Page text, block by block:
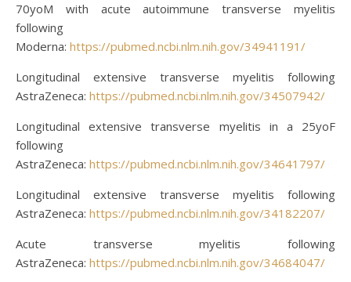
70yoM with acute autoimmune transverse myelitis
following
Moderna: https://pubmed.ncbi.nlm.nih.gov/34941191/
Longitudinal extensive transverse myelitis following
AstraZeneca: https://pubmed.ncbi.nlm.nih.gov/34507942/
Longitudinal extensive transverse myelitis in a 25yoF
following
AstraZeneca: https://pubmed.ncbi.nlm.nih.gov/34641797/
Longitudinal extensive transverse myelitis following
AstraZeneca: https://pubmed.ncbi.nlm.nih.gov/34182207/
Acute transverse myelitis following
AstraZeneca: https://pubmed.ncbi.nlm.nih.gov/34684047/